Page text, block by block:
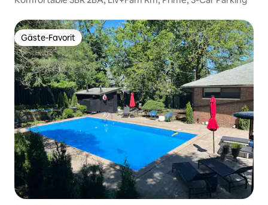
Gäste-Favorit
Gäste-Favorit